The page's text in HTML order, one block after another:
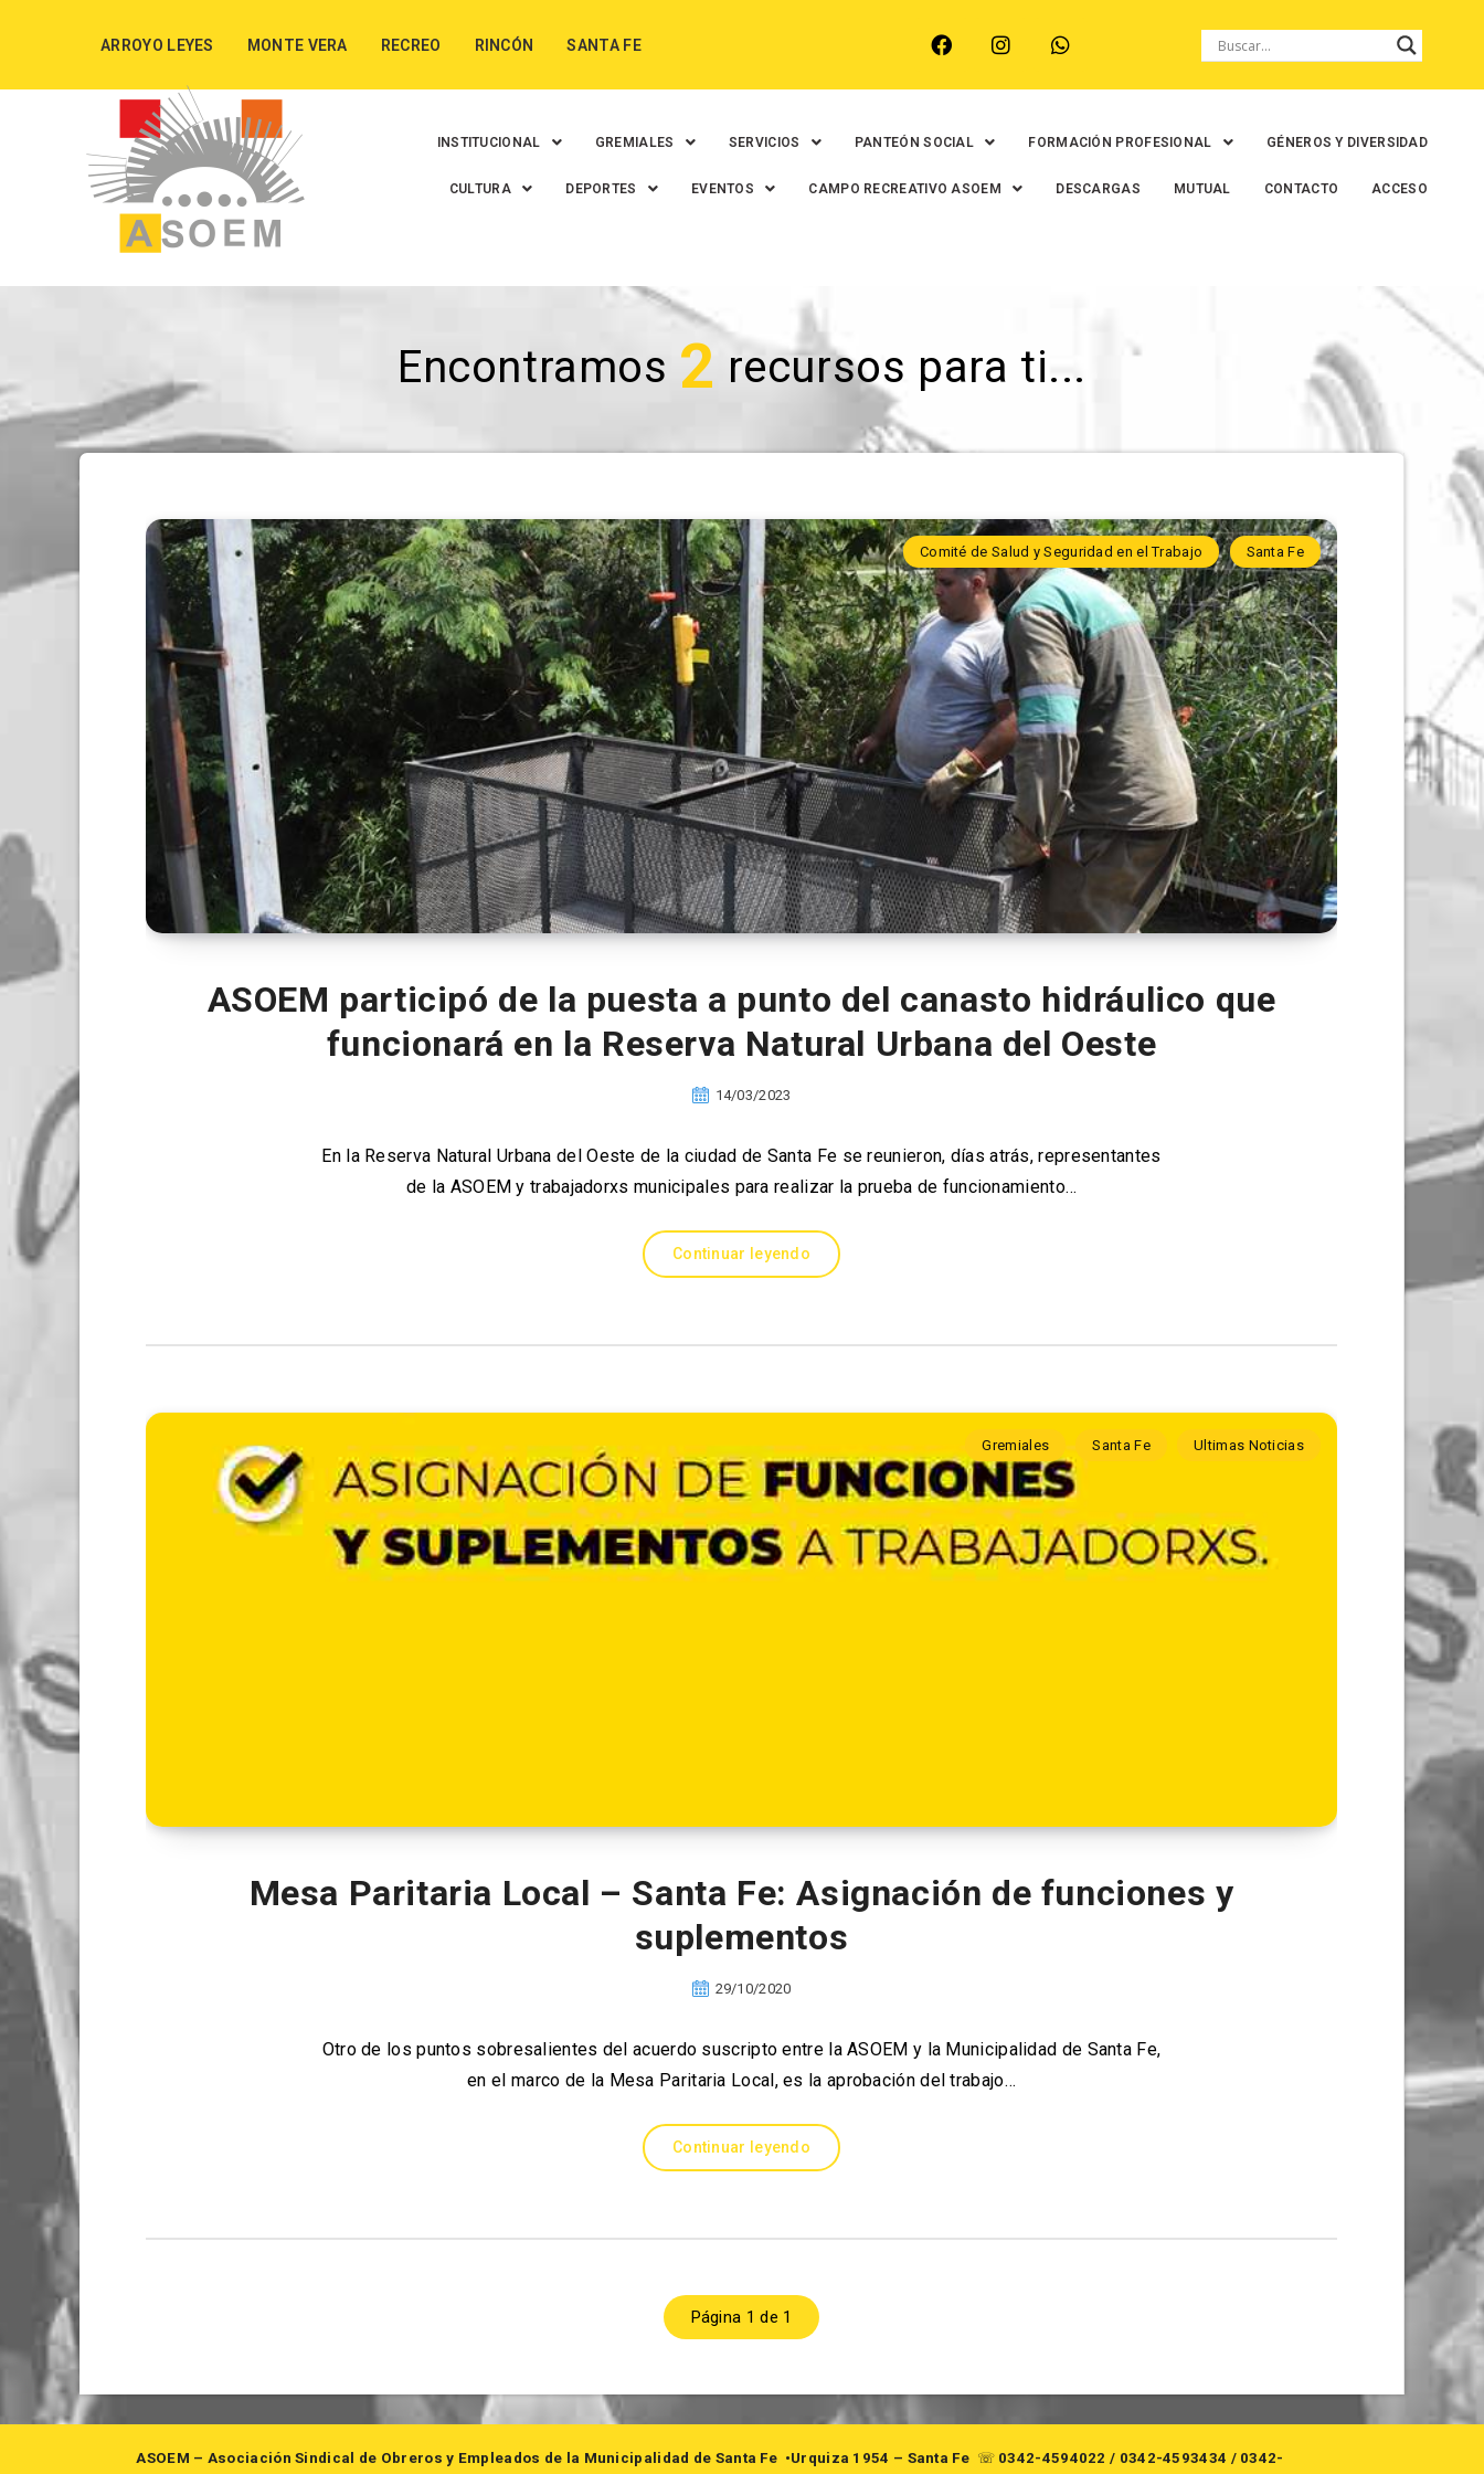
ARROYO LEYES MONTE VERA RECREO RINCÓN SANTA FE
INSTITUCIONAL GREMIALES SERVICIOS PANTEÓN SOCIAL FORMACIÓN PROFESIONAL GÉNEROS Y DIVERSIDAD
CULTURA DEPORTES EVENTOS CAMPO RECREATIVO ASOEM DESCARGAS MUTUAL CONTACTO ACCESO
Encontramos 2 recursos para ti...
Comité de Salud y Seguridad en el Trabajo Santa Fe
ASOEM participó de la puesta a punto del canasto hidráulico que
funcionará en la Reserva Natural Urbana del Oeste
14/03/2023
En la Reserva Natural Urbana del Oeste de la ciudad de Santa Fe se reunieron, días atrás, representantes
de la ASOEM y trabajadorxs municipales para realizar la prueba de funcionamiento…
Continuar leyendo
Gremiales Santa Fe Ultimas Noticias
Mesa Paritaria Local – Santa Fe: Asignación de funciones y
suplementos
29/10/2020
Otro de los puntos sobresalientes del acuerdo suscripto entre la ASOEM y la Municipalidad de Santa Fe,
en el marco de la Mesa Paritaria Local, es la aprobación del trabajo…
Continuar leyendo
Página 1 de 1
ASOEM – Asociación Sindical de Obreros y Empleados de la Municipalidad de Santa Fe •Urquiza 1954 – Santa Fe ☏ 0342-4594022 / 0342-4593434 / 0342-